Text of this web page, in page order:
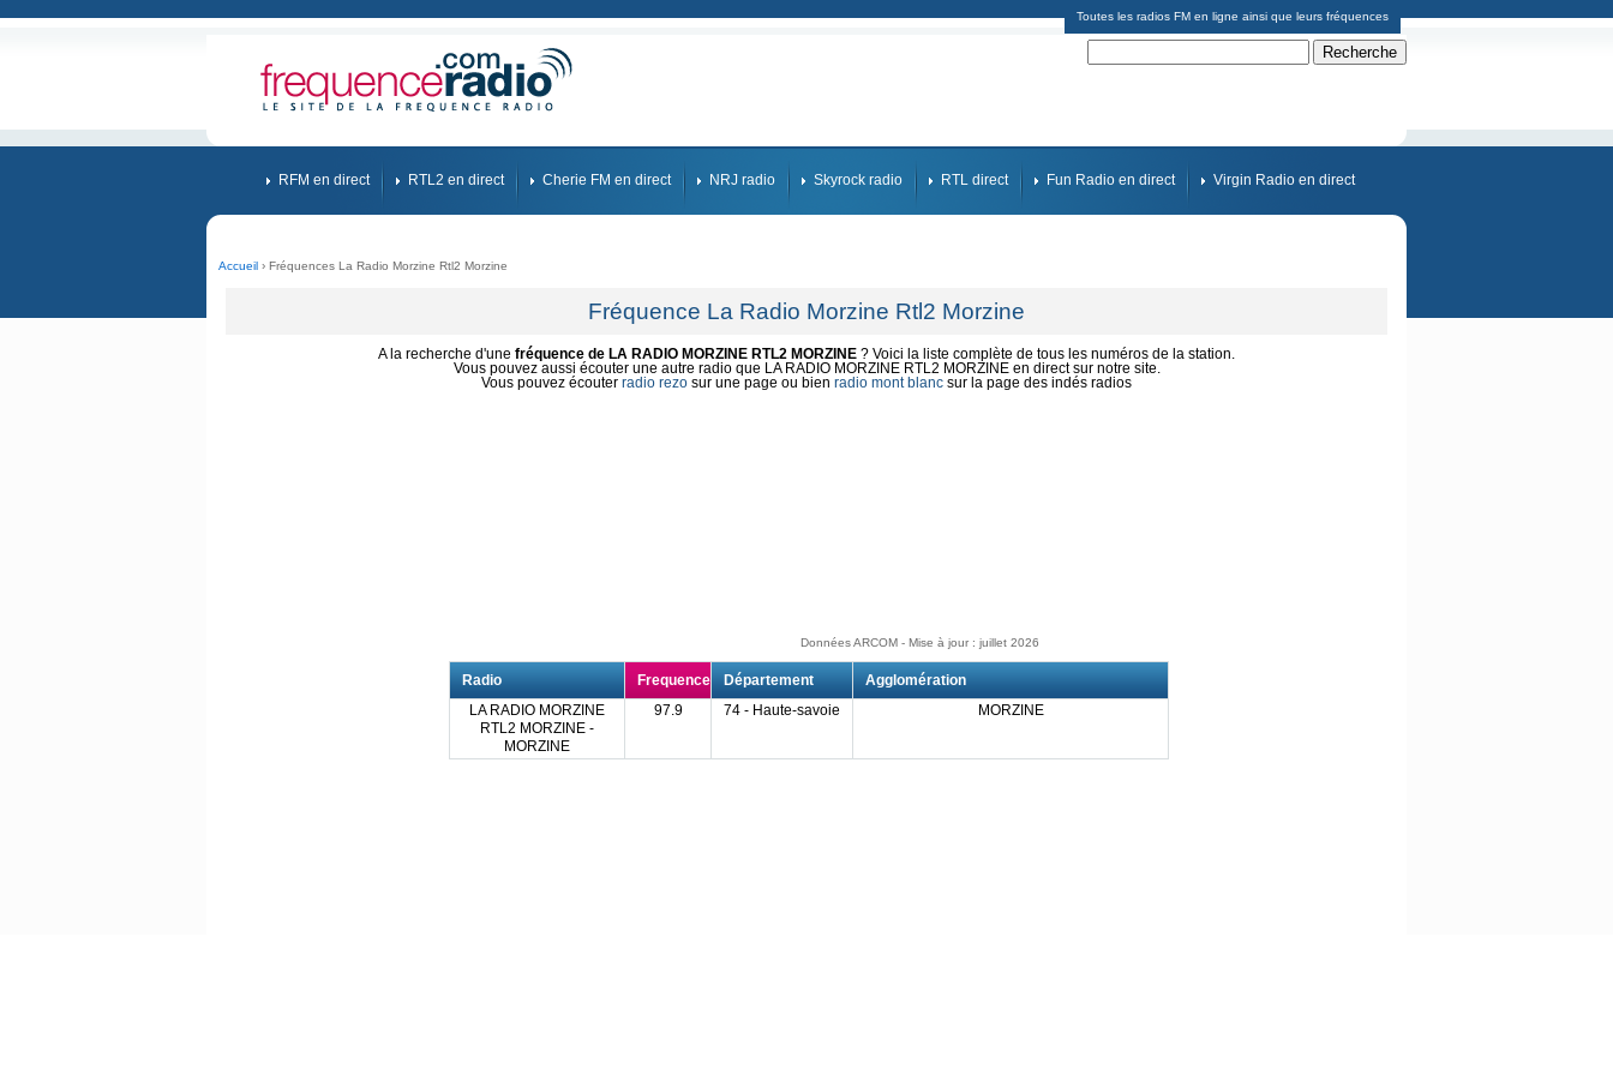
Toutes les radios FM en ligne ainsi que leurs fréquences
RFM en direct RTL2 en direct Cherie FM en direct NRJ radio Skyrock radio RTL direct Fun Radio en direct Virgin Radio en direct
Accueil › Fréquences La Radio Morzine Rtl2 Morzine
Fréquence La Radio Morzine Rtl2 Morzine
A la recherche d'une fréquence de LA RADIO MORZINE RTL2 MORZINE ? Voici la liste complète de tous les numéros de la station.
Vous pouvez aussi écouter une autre radio que LA RADIO MORZINE RTL2 MORZINE en direct sur notre site.
Vous pouvez écouter radio rezo sur une page ou bien radio mont blanc sur la page des indés radios
Données ARCOM - Mise à jour : juillet 2026
Radio Frequence Département
Agglomération
LA RADIO MORZINE
RTL2 MORZINE -
MORZINE
97.9 74 - Haute-savoie MORZINE